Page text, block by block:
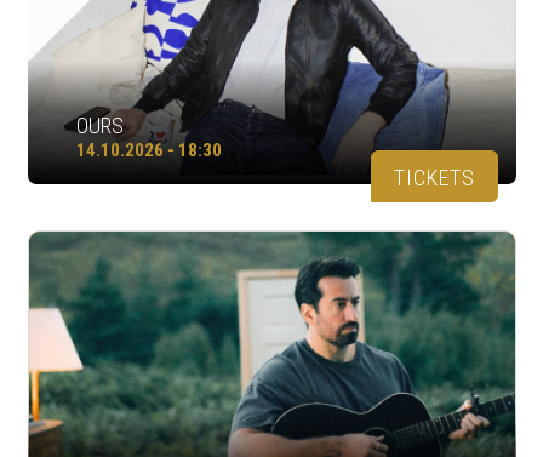
OURS
14.10.2026 - 18:30
TICKETS